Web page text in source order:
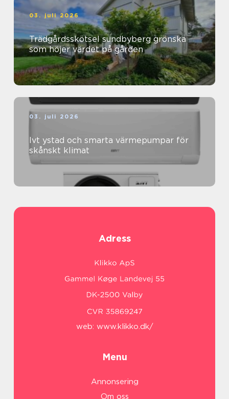
03. juli 2026
Trädgårdsskötsel sundbyberg grönska
som höjer värdet på gården
03. juli 2026
Ivt ystad och smarta värmepumpar för
skånskt klimat
Adress
web: www.klikko.dk/
Menu
Annonsering
Om oss